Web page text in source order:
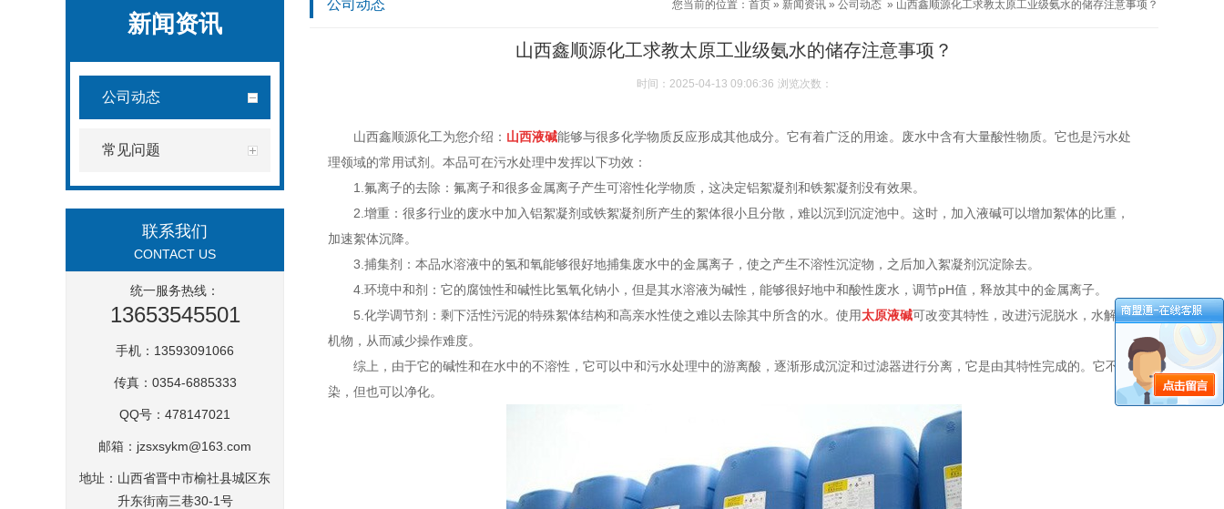
新闻资讯
公司动态
常见问题
联系我们
CONTACT US
统一服务热线：
13653545501
手机：13593091066
传真：0354-6885333
QQ号：478147021
邮箱： jzsxsykm@163.com
地址：山西省晋中市榆社县城区东
升东街南三巷30-1号
公司动态 您当前的位置： 首页 » 新闻资讯 » 公司动态 » 山西鑫顺源化工求教太原工业级氨水的储存注意事项？
山西鑫顺源化工求教太原工业级氨水的储存注意事项？
时间：2025-04-13 09:06:36 浏览次数：
山西鑫顺源化工为您介绍： 山西液碱能够与很多化学物质反应形成其他成分。它有着广泛的用途。废水中含有大量酸性物质。它也是污水处
理领域的常用试剂。本品可在污水处理中发挥以下功效：
1.氟离子的去除：氟离子和很多金属离子产生可溶性化学物质，这决定铝絮凝剂和铁絮凝剂没有效果。
2.增重：很多行业的废水中加入铝絮凝剂或铁絮凝剂所产生的絮体很小且分散，难以沉到沉淀池中。这时，加入液碱可以增加絮体的比重，
加速絮体沉降。
3.捕集剂：本品水溶液中的氢和氧能够很好地捕集废水中的金属离子，使之产生不溶性沉淀物，之后加入絮凝剂沉淀除去。
4.环境中和剂：它的腐蚀性和碱性比氢氧化钠小，但是其水溶液为碱性，能够很好地中和酸性废水，调节pH值，释放其中的金属离子。
5.化学调节剂：剩下活性污泥的特殊絮体结构和高亲水性使之难以去除其中所含的水。使用太原液碱可改变其特性，改进污泥脱水，水解有
机物，从而减少操作难度。
综上，由于它的碱性和在水中的不溶性，它可以中和污水处理中的游离酸，逐渐形成沉淀和过滤器进行分离，它是由其特性完成的。它不污
染，但也可以净化。